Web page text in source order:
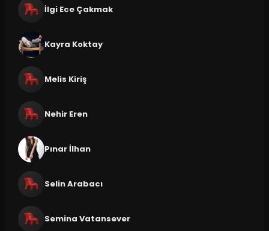
İlgi Ece Çakmak
Kayra Koktay
Melis Kiriş
Nehir Eren
Pınar İlhan
Selin Arabacı
Semina Vatansever